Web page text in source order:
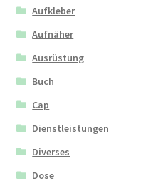
Aufkleber
Aufnäher
Ausrüstung
Buch
Cap
Dienstleistungen
Diverses
Dose